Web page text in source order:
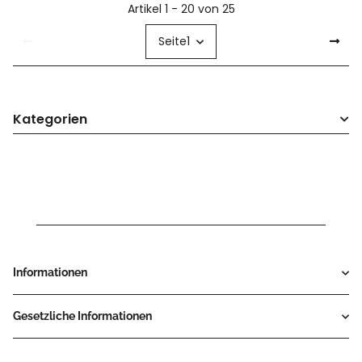
Artikel 1 - 20 von 25
Seite1
Kategorien
Informationen
Gesetzliche Informationen